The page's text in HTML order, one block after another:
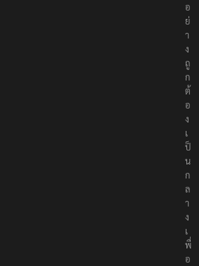
อ
ย่
า
ง
ถู
ก
ต้
อ
ง
เ
ป็
น
ก
ล
า
ง
เ
พื่
อ